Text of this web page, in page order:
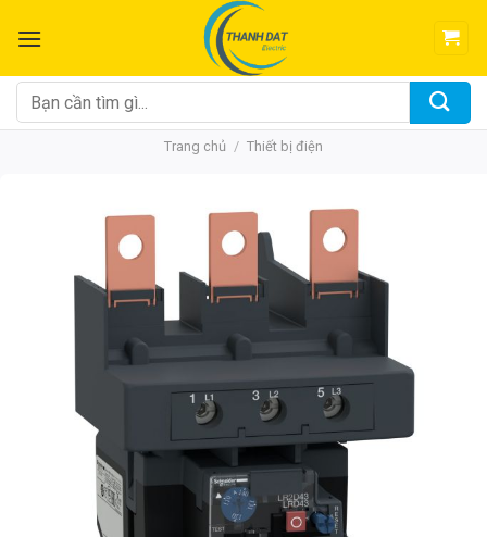
đến
dung
Tìm
kiếm:
Trang chủ / Thiết bị điện